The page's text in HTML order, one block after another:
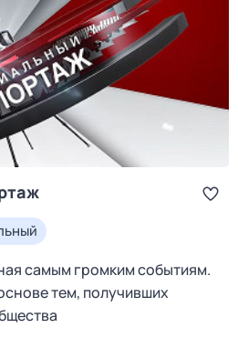
самым громким событиям.
тем, получивших